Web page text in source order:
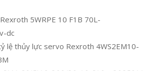
5WRPE 10 F1B 70L-
dc
lệ thủy lực servo Rexroth 4WS2EM10-